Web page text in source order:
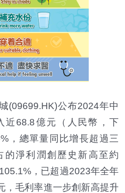
(09699.HK)公布2024年中
近68.8億元（人民幣，下
，總單量同比增長超過三
的淨利潤創歷史新高至約
，已超過2023年全年
，毛利率進一步創新高提升